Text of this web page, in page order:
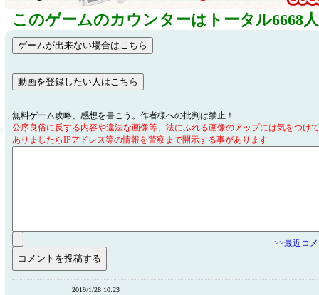
このゲームのカウンターはトータル6668
無料ゲーム攻略、感想を書こう。作者様への批判は禁止！
公序良俗に反する内容や違法な画像等、法にふれる画像のアップには気をつけ
ありましたらIPアドレス等の情報を警察まで開示する事があります
>>最近コ
2019/1/28 10:23